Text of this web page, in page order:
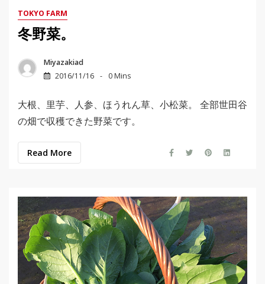
TOKYO FARM
冬野菜。
Miyazakiad
2016/11/16
0 Mins
大根、里芋、人参、ほうれん草、小松菜。 全部世田谷
の畑で収穫できた野菜です。
Read More